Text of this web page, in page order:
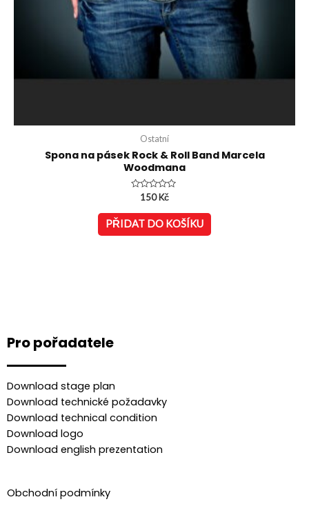
Ostatní
Spona na pásek Rock & Roll Band Marcela
Woodmana
Hodnocení
z
5
150Kč
PŘIDAT DO KOŠÍKU
Pro pořadatele
Download stage plan
Download technické požadavky
Download technical condition
Download logo
Download english prezentation
Obchodní podmínky